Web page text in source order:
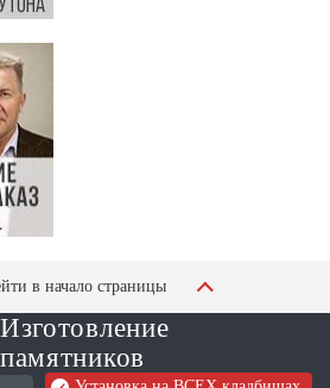
в начало страницы
Изготовление
памятников